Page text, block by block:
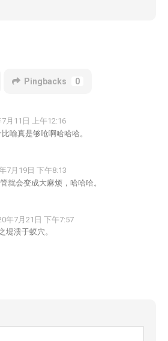
Pingbacks 0
月11日 上午12:16
喻真是够呛啊哈哈哈。
7月19日 下午8:13
就会变成大麻烦，哈哈哈。
年7月21日 下午7:57
堤溃于蚁穴。